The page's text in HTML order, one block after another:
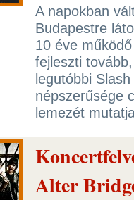
A napokban
Budapestre
10 éve
fejleszti
legutóbbi
népszerűsége
lemezét
Alter